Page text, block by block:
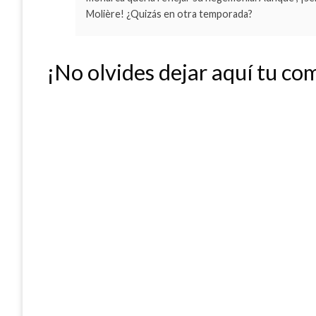
Molière! ¿Quizás en otra temporada?
¡No olvides dejar aquí tu